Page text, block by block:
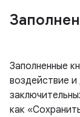
Заполненные
воздействие и
как